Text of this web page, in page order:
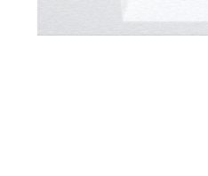
Montag - Freitag: 08:00